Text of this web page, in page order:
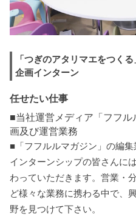
「つぎのアタリマエをつく
企画インターン
任せたい仕事
■当社運営メディア「フフ
画及び運営業務
■「フフルルマガジン」の編集
インターンシップの皆さんに
わっていただきます。営業・
ど様々な業務に携わる中で、
野を見つけて下さい。